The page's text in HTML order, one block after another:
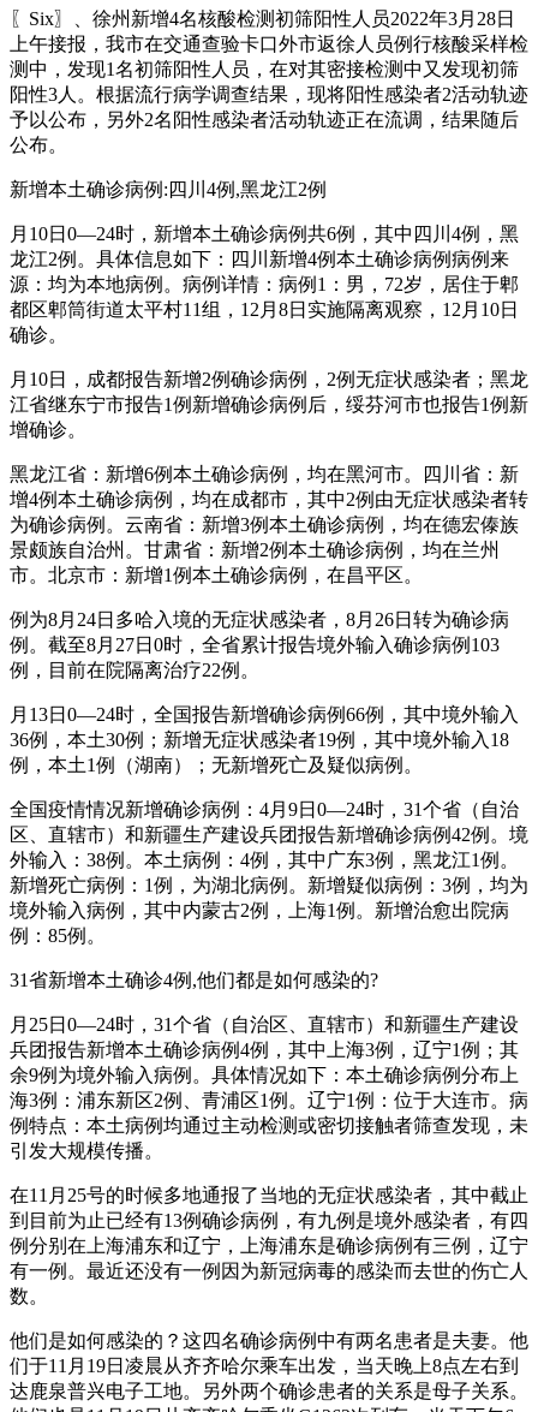
〖Six〗、徐州新增4名核酸检测初筛阳性人员2022年3月28日
上午接报，我市在交通查验卡口外市返徐人员例行核酸采样检
测中，发现1名初筛阳性人员，在对其密接检测中又发现初筛
阳性3人。根据流行病学调查结果，现将阳性感染者2活动轨迹
予以公布，另外2名阳性感染者活动轨迹正在流调，结果随后
公布。
新增本土确诊病例:四川4例,黑龙江2例
月10日0—24时，新增本土确诊病例共6例，其中四川4例，黑
龙江2例。具体信息如下：四川新增4例本土确诊病例病例来
源：均为本地病例。病例详情：病例1：男，72岁，居住于郫
都区郫筒街道太平村11组，12月8日实施隔离观察，12月10日
确诊。
月10日，成都报告新增2例确诊病例，2例无症状感染者；黑龙
江省继东宁市报告1例新增确诊病例后，绥芬河市也报告1例新
增确诊。
黑龙江省：新增6例本土确诊病例，均在黑河市。四川省：新
增4例本土确诊病例，均在成都市，其中2例由无症状感染者转
为确诊病例。云南省：新增3例本土确诊病例，均在德宏傣族
景颇族自治州。甘肃省：新增2例本土确诊病例，均在兰州
市。北京市：新增1例本土确诊病例，在昌平区。
例为8月24日多哈入境的无症状感染者，8月26日转为确诊病
例。截至8月27日0时，全省累计报告境外输入确诊病例103
例，目前在院隔离治疗22例。
月13日0—24时，全国报告新增确诊病例66例，其中境外输入
36例，本土30例；新增无症状感染者19例，其中境外输入18
例，本土1例（湖南）；无新增死亡及疑似病例。
全国疫情情况新增确诊病例：4月9日0—24时，31个省（自治
区、直辖市）和新疆生产建设兵团报告新增确诊病例42例。境
外输入：38例。本土病例：4例，其中广东3例，黑龙江1例。
新增死亡病例：1例，为湖北病例。新增疑似病例：3例，均为
境外输入病例，其中内蒙古2例，上海1例。新增治愈出院病
例：85例。
31省新增本土确诊4例,他们都是如何感染的?
月25日0—24时，31个省（自治区、直辖市）和新疆生产建设
兵团报告新增本土确诊病例4例，其中上海3例，辽宁1例；其
余9例为境外输入病例。具体情况如下：本土确诊病例分布上
海3例：浦东新区2例、青浦区1例。辽宁1例：位于大连市。病
例特点：本土病例均通过主动检测或密切接触者筛查发现，未
引发大规模传播。
在11月25号的时候多地通报了当地的无症状感染者，其中截止
到目前为止已经有13例确诊病例，有九例是境外感染者，有四
例分别在上海浦东和辽宁，上海浦东是确诊病例有三例，辽宁
有一例。最近还没有一例因为新冠病毒的感染而去世的伤亡人
数。
他们是如何感染的？这四名确诊病例中有两名患者是夫妻。他
们于11月19日凌晨从齐齐哈尔乘车出发，当天晚上8点左右到
达鹿泉普兴电子工地。另外两个确诊患者的关系是母子关系。